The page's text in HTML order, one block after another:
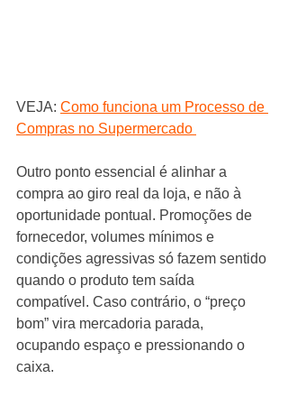
VEJA: Como funciona um Processo de
Compras no Supermercado
Outro ponto essencial é alinhar a
compra ao giro real da loja, e não à
oportunidade pontual. Promoções de
fornecedor, volumes mínimos e
condições agressivas só fazem sentido
quando o produto tem saída
compatível. Caso contrário, o “preço
bom” vira mercadoria parada,
ocupando espaço e pressionando o
caixa.